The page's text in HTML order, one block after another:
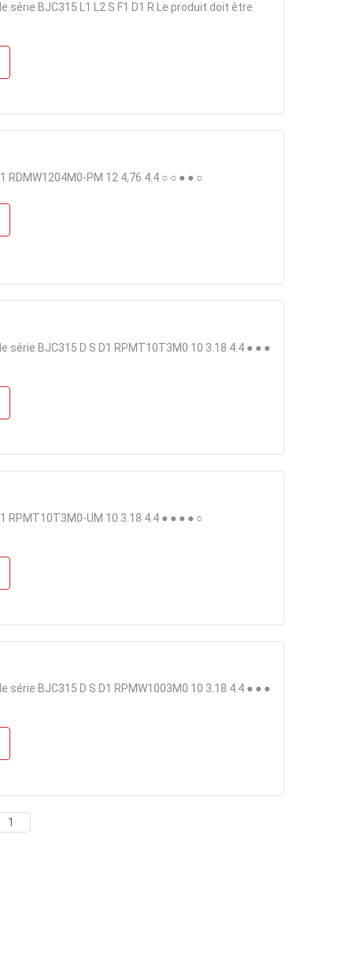
série BJC315 L1 L2 S F1 D1 R Le produit doit être
RDMW1204M0-PM 12 4,76 4.4 ○ ○ ● ● ○
série BJC315 D S D1 RPMT10T3M0 10 3.18 4.4 ● ● ●
RPMT10T3M0-UM 10 3.18 4.4 ● ● ● ● ○
série BJC315 D S D1 RPMW1003M0 10 3.18 4.4 ● ● ●